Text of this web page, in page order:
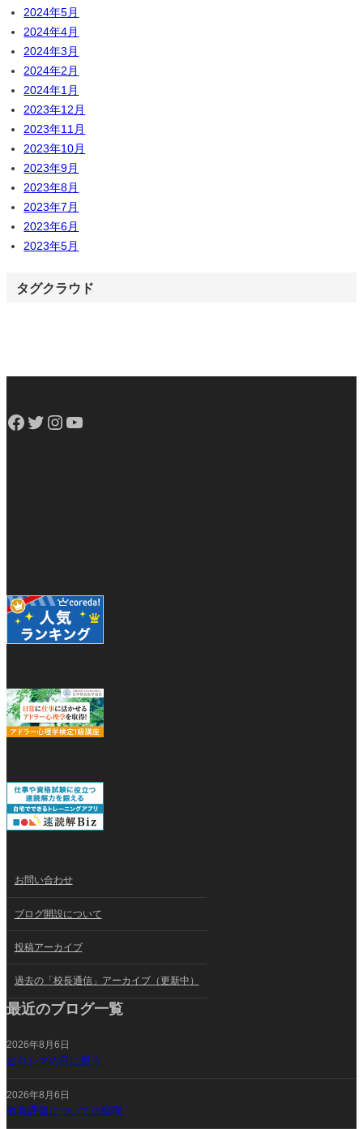
2024年5月
2024年4月
2024年3月
2024年2月
2024年1月
2023年12月
2023年11月
2023年10月
2023年9月
2023年8月
2023年7月
2023年6月
2023年5月
タグクラウド
Facebook Twitter Instagram YouTube
お問い合わせ
ブログ開設について
投稿アーカイブ
過去の「校長通信」アーカイブ（更新中）
最近のブログ一覧
2026年8月6日
ヒロシマの日に思う
2026年8月6日
教員評価についての疑問